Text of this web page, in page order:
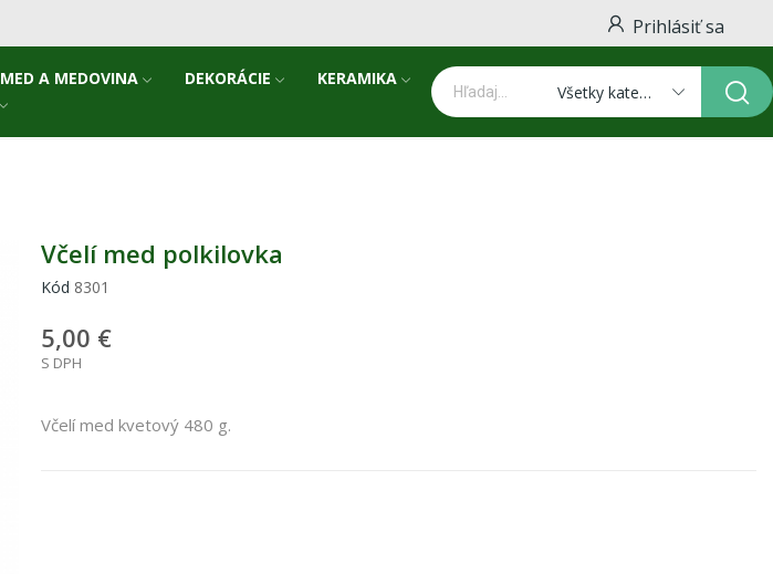
Prihlásiť sa
MED A MEDOVINA DEKORÁCIE
KERAMIKA
Všetky kategórie
Včelí med polkilovka
Kód 8301
5,00 €
S DPH
Včelí med kvetový 480 g.